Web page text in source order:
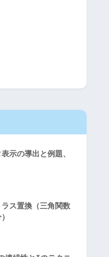
示の導出と例題、
ス置換（三角関数